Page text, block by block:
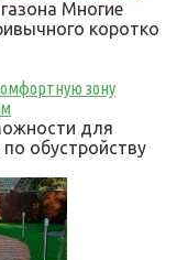
Многие
коротко
зону
для
обустройству